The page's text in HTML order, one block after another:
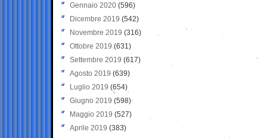
Gennaio 2020 (596)
Dicembre 2019 (542)
Novembre 2019 (316)
Ottobre 2019 (631)
Settembre 2019 (617)
Agosto 2019 (639)
Luglio 2019 (654)
Giugno 2019 (598)
Maggio 2019 (527)
Aprile 2019 (383)